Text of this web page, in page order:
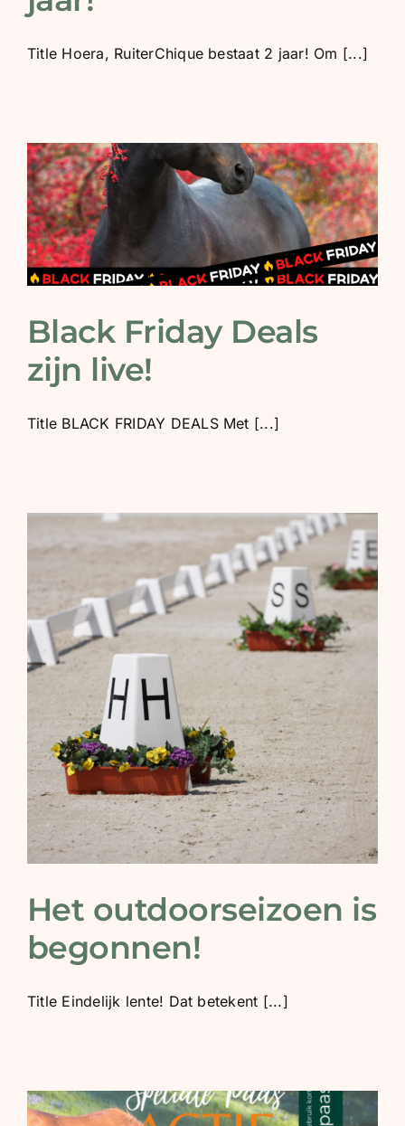
SHOWROOM
Title Hoera, RuiterChique bestaat 2 jaar! Om [...]
Black Friday Deals
zijn live!
Title BLACK FRIDAY DEALS Met [...]
Het outdoorseizoen is
begonnen!
Title Eindelijk lente! Dat betekent [...]